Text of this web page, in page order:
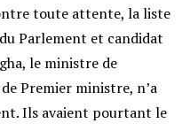
toute attente, la liste
Parlement et candidat
le ministre de
Premier ministre, n’a
Ils avaient pourtant le